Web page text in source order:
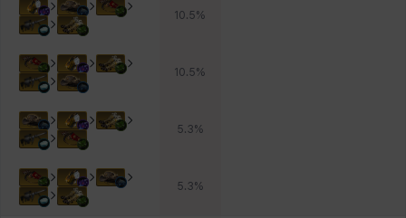
10.5%
10.5%
5.3%
5.3%